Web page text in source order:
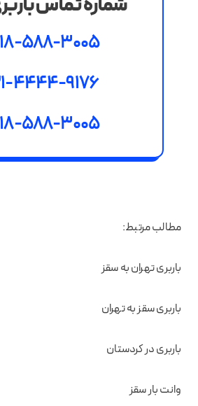
شماره تماس
588-3005
4444-9176
588-3005
مطالب مرتبط:
باربری تهران به سقز
باربری سقز به تهران
باربری در کردستان
وانت بار سقز